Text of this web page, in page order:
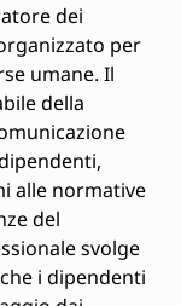
dei
per
umane. Il
della
alle normative
del
svolge
i dipendenti